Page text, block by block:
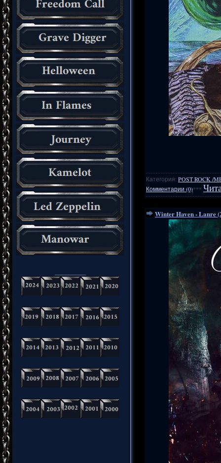
Категория: POST ROCK /
Комментарии (0)***
Winter Haven - Lanre